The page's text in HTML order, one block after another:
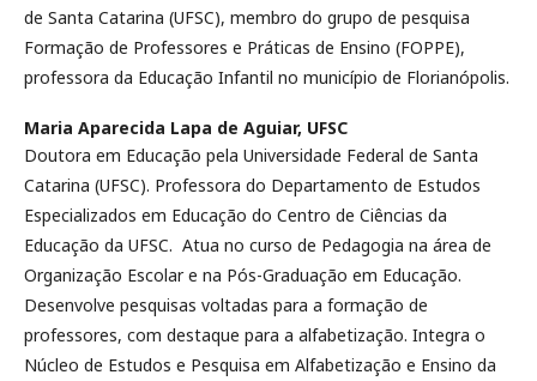
de Santa Catarina (UFSC), membro do grupo de pesquisa
Formação de Professores e Práticas de Ensino (FOPPE),
professora da Educação Infantil no município de Florianópolis.
Maria Aparecida Lapa de Aguiar, UFSC
Doutora em Educação pela Universidade Federal de Santa
Catarina (UFSC). Professora do Departamento de Estudos
Especializados em Educação do Centro de Ciências da
Educação da UFSC. Atua no curso de Pedagogia na área de
Organização Escolar e na Pós-Graduação em Educação.
Desenvolve pesquisas voltadas para a formação de
professores, com destaque para a alfabetização. Integra o
Núcleo de Estudos e Pesquisa em Alfabetização e Ensino da